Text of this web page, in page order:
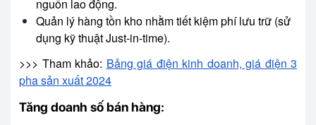
nguồn lao động.
Quản lý hàng tồn kho nhằm tiết kiệm phí lưu trữ (sử
dụng kỹ thuật Just-in-time).
>>> Tham khảo: Bảng giá điện kinh doanh, giá điện 3
pha sản xuất 2024
Tăng doanh số bán hàng: